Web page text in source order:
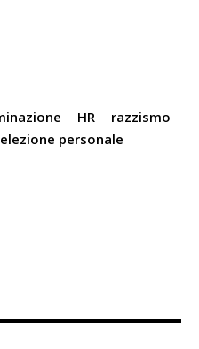
HR
razzismo
personale